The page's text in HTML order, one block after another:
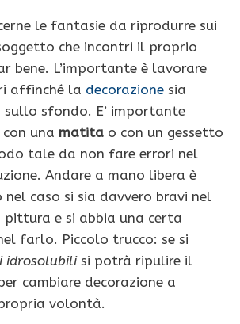
le fantasie da riprodurre sui
che incontri il proprio
bene. L’importante è lavorare
affinché la decorazione sia
sullo sfondo. E’ importante
una matita o con un gessetto
tale da non fare errori nel
Andare a mano libera è
caso si sia davvero bravi nel
pittura e si abbia una certa
farlo. Piccolo trucco: se si
idrosolubilisi potrà ripulire il
cambiare decorazione a
volontà.